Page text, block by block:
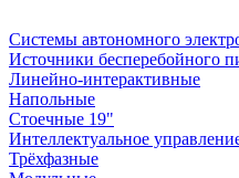
Системы автономного
Источники бесперебойного
Линейно-интерактивные
Напольные
Стоечные 19"
Интеллектуальное
Трёхфазные